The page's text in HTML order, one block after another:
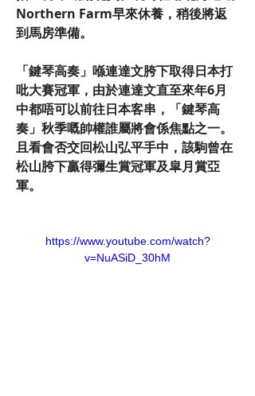
Northern Farm早來休養，稍後將返
到馬房準備。
「鍵琴高奏」喺連達文胯下取得日本打
吡大賽冠軍，由於連達文直至來年6月
中都唔可以前往日本客串，「鍵琴高
奏」秋季嘅帥權誰屬將會係焦點之一。
且看會否交回松山弘平手中，該駒曾在
松山胯下贏得彌生賞冠軍及皐月賞亞
軍。
https://www.youtube.com/watch?
v=NuASiD_30hM